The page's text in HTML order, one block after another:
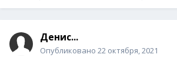
Денис...
Опубликовано 22 октября, 2021